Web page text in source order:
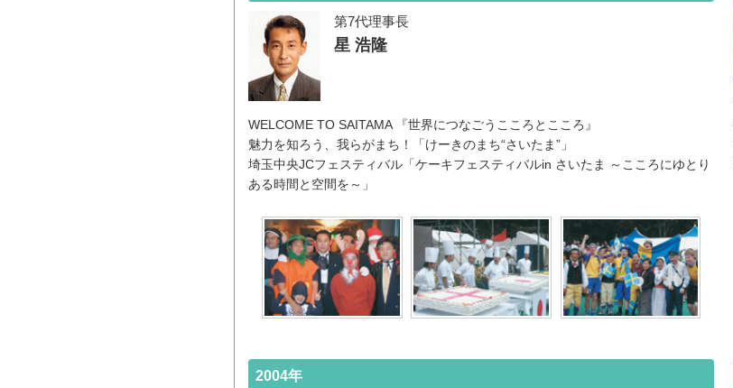
第7代理事長
星 浩隆
WELCOME TO SAITAMA 『世界につなごうこころとこころ』
魅力を知ろう、我らがまち！「けーきのまち“さいたま”」
埼玉中央JCフェスティバル「ケーキフェスティバルin さいたま ～こころにゆとり
ある時間と空間を～」
2004年